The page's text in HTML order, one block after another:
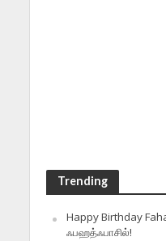
Trending
Happy Birthday
ஃபஹத்ஃபாசில்!